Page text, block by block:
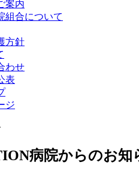
案内
組合について
方針
わせ
表
ジ
病院からのお知